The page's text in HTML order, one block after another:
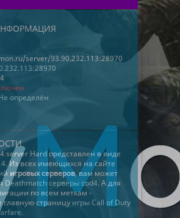
server/93.90.232.113:28970
определён
server Hard представлен в виде
. Из всех имеющихся на сайте
игровых серверов, вам может
Deathmatch серверы cod4. А для
по всем меткам -
главную страницу игры Call of Duty
.